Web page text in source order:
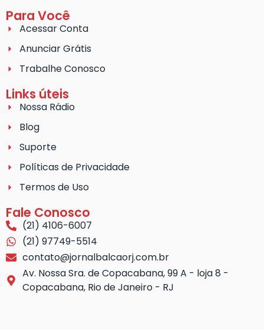
Para Você
Acessar Conta
Anunciar Grátis
Trabalhe Conosco
Links úteis
Nossa Rádio
Blog
Suporte
Políticas de Privacidade
Termos de Uso
Fale Conosco
(21) 4106-6007
(21) 97749-5514
contato@jornalbalcaorj.com.br
Av. Nossa Sra. de Copacabana, 99 A - loja 8 -
Copacabana, Rio de Janeiro - RJ